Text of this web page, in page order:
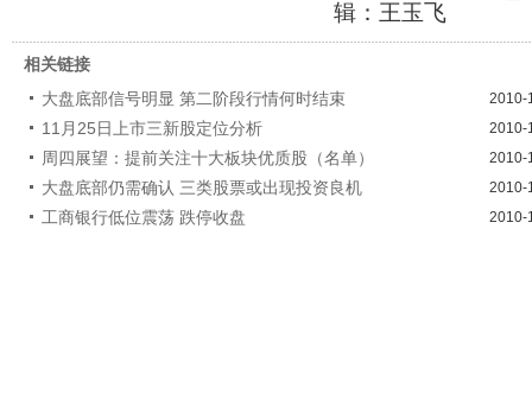
辑：王玉飞
相关链接
大盘底部信号明显 第二阶段行情何时结束
2010-
11月25日上市三新股定位分析 2010-
周四展望：提前关注十大板块优质股（名单） 2010-
大盘底部仍需确认 三类股票或出现投资良机 2010-
工商银行低位震荡 跌停收盘 2010-